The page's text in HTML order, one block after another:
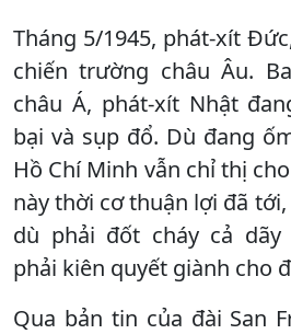
Tháng 5/1945, phát-xít
chiến trường châu Âu.
châu Á, phát-xít Nhật
bại và sụp đổ. Dù đang
Hồ Chí Minh vẫn chỉ thị
này thời cơ thuận lợi đã
dù phải đốt cháy cả dãy
phải kiên quyết giành cho
Qua bản tin của đài San